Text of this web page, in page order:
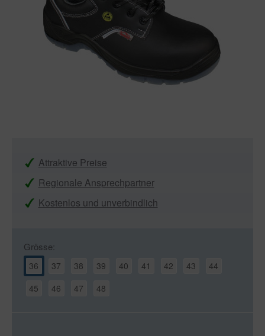
Attraktive Preise
Regionale Ansprechpartner
Kostenlos und unverbindlich
Grösse:
36 37 38 39 40 41 42 43
44
45
46 47 48